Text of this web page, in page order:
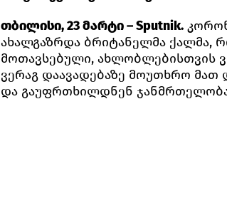
თბილისი, 23 მარტი ― Sputnik.
ახალგაზრდა ბრიტანელმა ქალმა,
მოთავსებული, ახლობლებისთვის
ვერაგ დაავადებაზე მოუთხრო
და გაუფრთხილდნენ